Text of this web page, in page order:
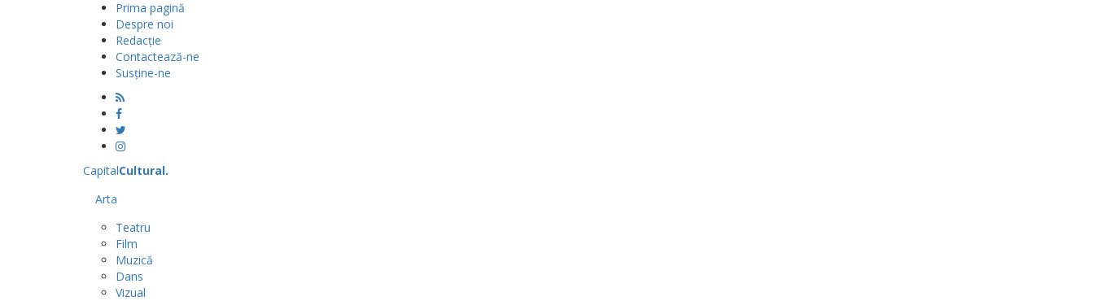
Prima pagină
Despre noi
Redacție
Contactează-ne
Susține-ne
CapitalCultural.
Arta
Teatru
Film
Muzică
Dans
Vizual